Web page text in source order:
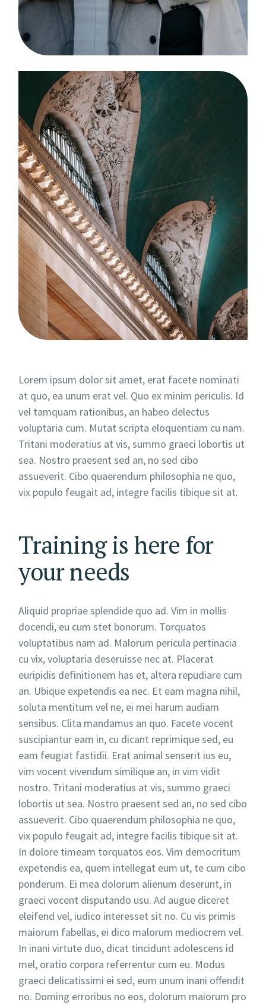
Lorem ipsum dolor sit amet, erat facete nominati
at quo, ea unum erat vel. Quo ex minim periculis. Id
vel tamquam rationibus, an habeo delectus
voluptaria cum. Mutat scripta eloquentiam cu nam.
Tritani moderatius at vis, summo graeci lobortis ut
sea. Nostro praesent sed an, no sed cibo
assueverit. Cibo quaerendum philosophia ne quo,
vix populo feugait ad, integre facilis tibique sit at.
Training is here for
your needs
Aliquid propriae splendide quo ad. Vim in mollis
docendi, eu cum stet bonorum. Torquatos
voluptatibus nam ad. Malorum pericula pertinacia
cu vix, voluptaria deseruisse nec at. Placerat
euripidis definitionem has et, altera repudiare cum
an. Ubique expetendis ea nec. Et eam magna nihil,
soluta mentitum vel ne, ei mei harum audiam
sensibus. Clita mandamus an quo. Facete vocent
suscipiantur eam in, cu dicant reprimique sed, eu
eam feugiat fastidii. Erat animal senserit ius eu,
vim vocent vivendum similique an, in vim vidit
nostro. Tritani moderatius at vis, summo graeci
lobortis ut sea. Nostro praesent sed an, no sed cibo
assueverit. Cibo quaerendum philosophia ne quo,
vix populo feugait ad, integre facilis tibique sit at.
In dolore timeam torquatos eos. Vim democritum
expetendis ea, quem intellegat eum ut, te cum cibo
ponderum. Ei mea dolorum alienum deserunt, in
graeci vocent disputando usu. Ad augue diceret
eleifend vel, iudico interesset sit no. Cu vis primis
maiorum fabellas, ei dico malorum mediocrem vel.
In inani virtute duo, dicat tincidunt adolescens id
mel, oratio corpora referrentur cum eu. Modus
graeci delicatissimi ei sed, eum unum inani offendit
no. Doming erroribus no eos, dolorum maiorum pro